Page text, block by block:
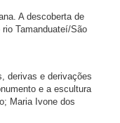
A descoberta de
Tamanduateí/São
derivas e derivações
e a escultura
Maria Ivone dos